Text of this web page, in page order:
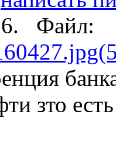
Файл:
зто